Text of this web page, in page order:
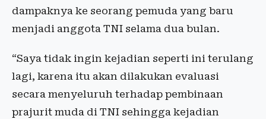
dampaknya ke seorang pemuda yang baru
menjadi anggota TNI selama dua bulan.
“Saya tidak ingin kejadian seperti ini terulang
lagi, karena itu akan dilakukan evaluasi
secara menyeluruh terhadap pembinaan
prajurit muda di TNI sehingga kejadian